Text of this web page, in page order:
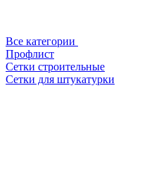
Все категории
Профлист
Сетки строительные
Сетки для штукатурки